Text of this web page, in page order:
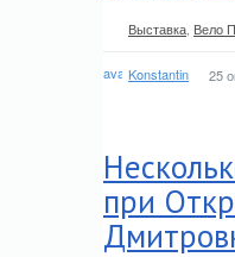
Выставка Вело
Konstantin 25
при